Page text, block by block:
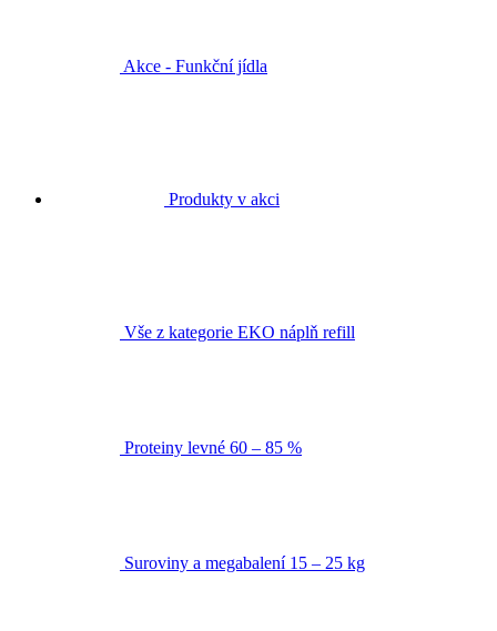
Akce - Funkční jídla
Produkty v akci
Vše z kategorie EKO náplň refill
Proteiny levné 60 – 85 %
Suroviny a megabalení 15 – 25 kg